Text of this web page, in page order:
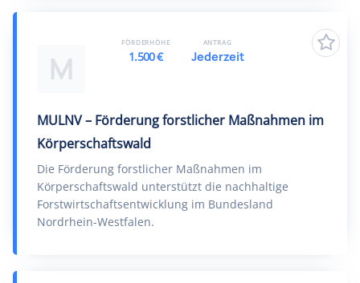
M
MULNV – Förderung forstlicher Maßnahmen im
Körperschaftswald
Die Förderung forstlicher Maßnahmen im
Körperschaftswald unterstützt die nachhaltige
Forstwirtschaftsentwicklung im Bundesland
Nordrhein-Westfalen.
FÖRDERHÖHE
1.500 €
ANTRAG
Jederzeit